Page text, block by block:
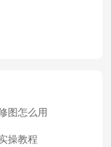
图怎么用
操教程